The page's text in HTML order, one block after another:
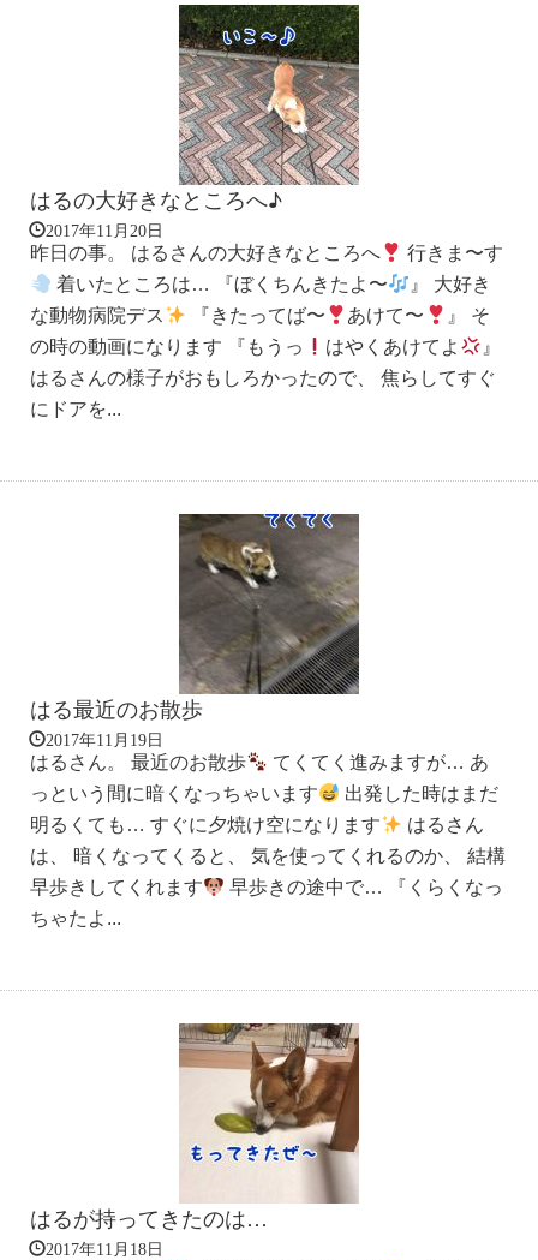
はるの大好きなところへ♪
2017年11月20日
昨日の事。 はるさんの大好きなところへ
行きま〜す
着いたところは… 『ぼくちんきたよ〜
』 大好き
な動物病院デス
『きたってば〜 あけて〜
』 そ
の時の動画になります 『もうっ
はやくあけてよ
』
はるさんの様子がおもしろかったので、 焦らしてすぐ
にドアを...
はる最近のお散歩
2017年11月19日
はるさん。 最近のお散歩
てくてく進みますが… あ
っという間に暗くなっちゃいます
出発した時はまだ
明るくても… すぐに夕焼け空になります
はるさん
は、 暗くなってくると、 気を使ってくれるのか、 結構
早歩きしてくれます
早歩きの途中で… 『くらくなっ
ちゃたよ...
はるが持ってきたのは…
2017年11月18日